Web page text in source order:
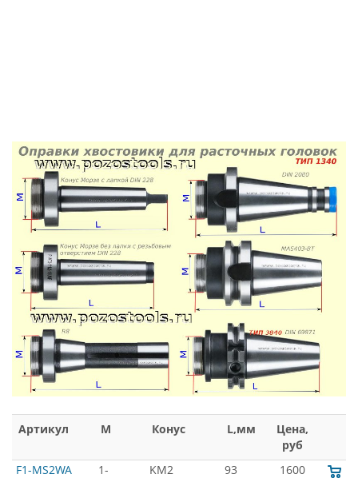
Артикул M Конус L,мм
Цена,
руб
F1-MS2WA
1-
KM2 93 1600